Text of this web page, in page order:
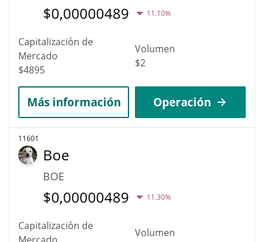
$0,00000489 11.10%
Capitalización de
Mercado
$4895
Volumen
$2
Más información Operación
11601
Boe
BOE
$0,00000489 11.30%
Capitalización de
Volumen